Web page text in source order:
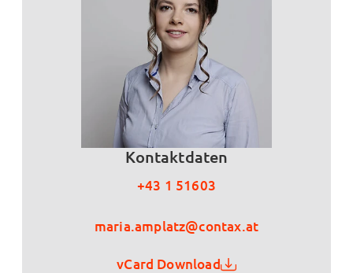
Kontaktdaten
+43 1 51603
maria.amplatz@contax.at
vCard Download